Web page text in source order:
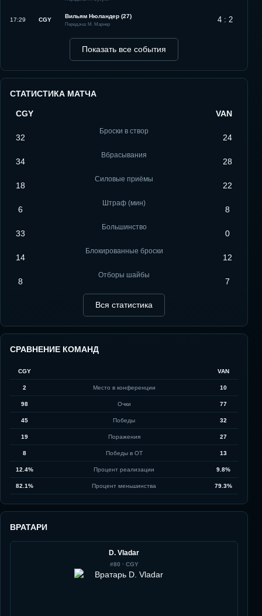
17:29 CGY
Вильям Нюландер (27)
Передача: М. Марнер 4 : 2
Показать все события
СТАТИСТИКА МАТЧА
CGY VAN
32
Броски в створ
24
34
Вбрасывания
28
18
Силовые приёмы
22
6
Штраф (мин)
8
33
Большинство
0
14
Блокированные броски
12
8
Отборы шайбы
7
Вся статистика
СРАВНЕНИЕ КОМАНД
CGY VAN
2 Место в конференции 10
98 Очки 77
45 Победы 32
19 Поражения 27
8 Победы в ОТ 13
12.4% Процент реализации 9.8%
82.1% Процент меньшинства 79.3%
ВРАТАРИ
D. Vladar
#80 · CGY